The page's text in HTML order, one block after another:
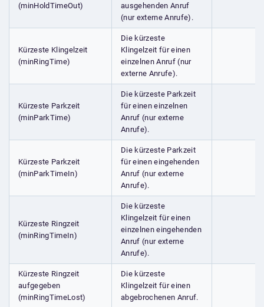
(minHoldTimeOut)
ausgehenden Anruf
(nur externe Anrufe).
Kürzeste Klingelzeit
(minRingTime)
Die kürzeste
Klingelzeit für einen
einzelnen Anruf (nur
externe Anrufe).
Kürzeste Parkzeit
(minParkTime)
Die kürzeste Parkzeit
für einen einzelnen
Anruf (nur externe
Anrufe).
Kürzeste Parkzeit
(minParkTimeIn)
Die kürzeste Parkzeit
für einen eingehenden
Anruf (nur externe
Anrufe).
Kürzeste Ringzeit
(minRingTimeIn)
Die kürzeste
Klingelzeit für einen
einzelnen eingehenden
Anruf (nur externe
Anrufe).
Kürzeste Ringzeit
aufgegeben
(minRingTimeLost)
Die kürzeste
Klingelzeit für einen
abgebrochenen Anruf.